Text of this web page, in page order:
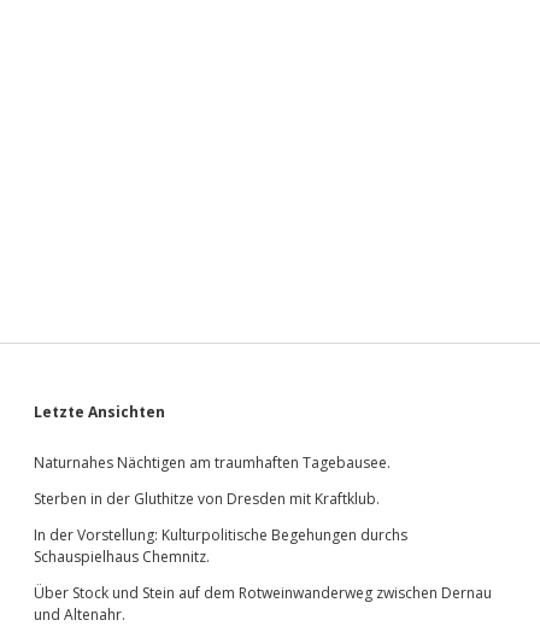
Sidebar
Letzte Ansichten
Naturnahes Nächtigen am traumhaften Tagebausee.
Sterben in der Gluthitze von Dresden mit Kraftklub.
In der Vorstellung: Kulturpolitische Begehungen durchs
Schauspielhaus Chemnitz.
Über Stock und Stein auf dem Rotweinwanderweg zwischen Dernau
und Altenahr.